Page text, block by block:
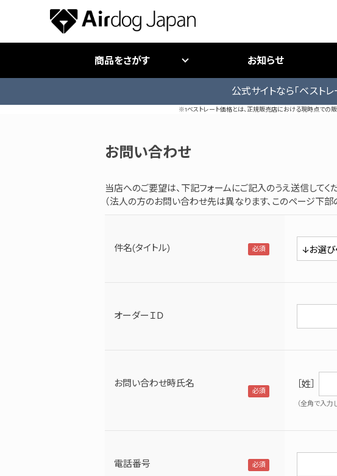
商品をさがす お知らせ
公式サイトなら「ベストレ
※1ベストレート価格とは、正規販売店における現時点での
お問い合わせ
当店へのご要望は、下記フォームにご記入のうえ送信してく
（法人の方のお問い合わせ先は異なります、このページ下部
件名(タイトル)
オーダーＩＤ
お問い合わせ時氏名 ［姓］
（全角で入力
電話番号